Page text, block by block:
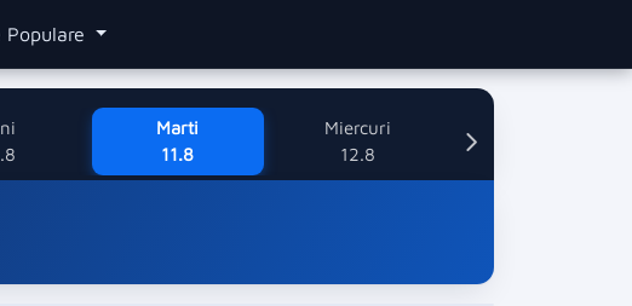
Populare
Marti
11.8
Miercuri
12.8